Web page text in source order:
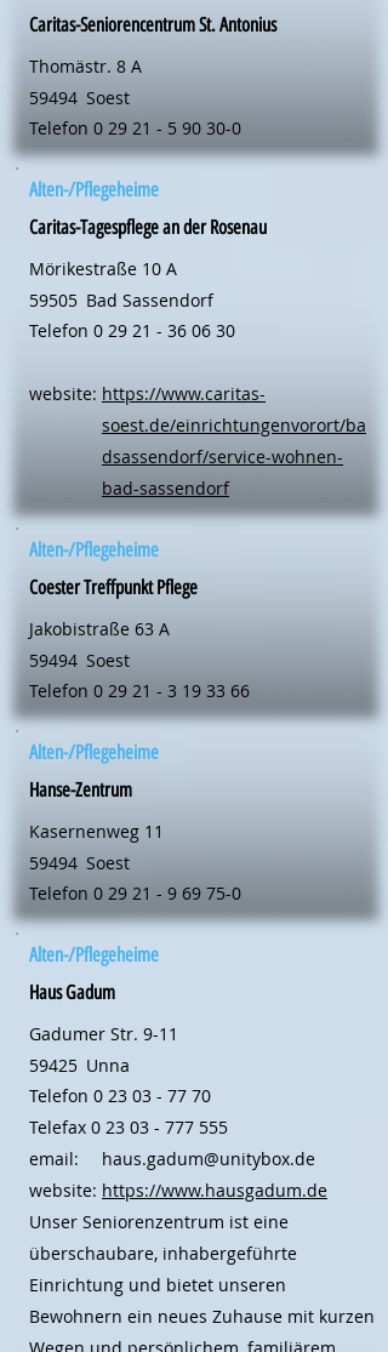
Caritas-Seniorencentrum St. Antonius
Thomästr. 8 A
59494 Soest
Telefon 0 29 21 - 5 90 30-0
Alten-/Pflegeheime
Caritas-Tagespflege an der Rosenau
Mörikestraße 10 A
59505 Bad Sassendorf
Telefon 0 29 21 - 36 06 30
website: https://www.caritas-
soest.de/einrichtungenvorort/ba
dsassendorf/service-wohnen-
bad-sassendorf
Alten-/Pflegeheime
Coester Treffpunkt Pflege
Jakobistraße 63 A
59494 Soest
Telefon 0 29 21 - 3 19 33 66
Alten-/Pflegeheime
Hanse-Zentrum
Kasernenweg 11
59494 Soest
Telefon 0 29 21 - 9 69 75-0
Alten-/Pflegeheime
Haus Gadum
Gadumer Str. 9-11
59425 Unna
Telefon 0 23 03 - 77 70
Telefax 0 23 03 - 777 555
email:
website:
haus.gadum@unitybox.de
https://www.hausgadum.de
Unser Seniorenzentrum ist eine
überschaubare, inhabergeführte
Einrichtung und bietet unseren
Bewohnern ein neues Zuhause mit kurzen